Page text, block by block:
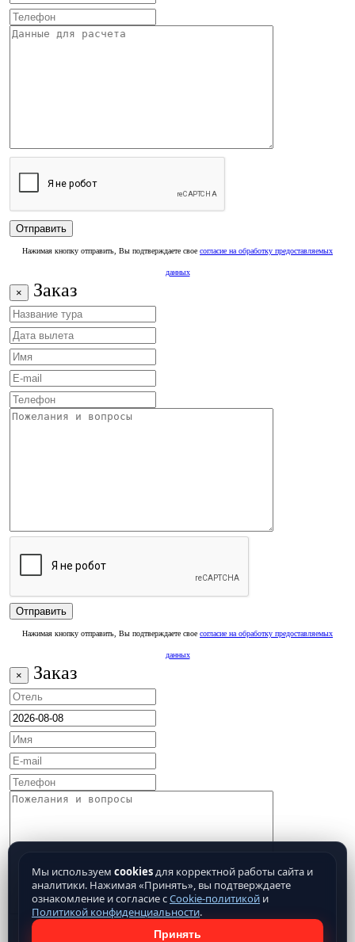
Нажимая кнопку отправить, Вы подтверждаете свое согласие на обработку предоставляемых
данных
× Заказ
Нажимая кнопку отправить, Вы подтверждаете свое согласие на обработку предоставляемых
данных
× Заказ
Мы используем cookiesдля корректной работы сайта и
аналитики. Нажимая «Принять», вы подтверждаете
ознакомление и согласие сCookie-политикой и
Политикой конфиденциальности.
Принять